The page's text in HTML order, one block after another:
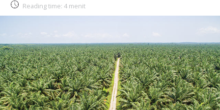
Reading time: 4 menit